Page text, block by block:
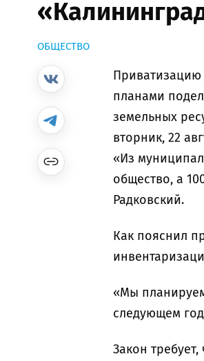
ОБЩЕСТВО
Приватизацию
планами
земельных
вторник, 22
«Из
общество, а
Радковский.
Как пояснил
«Мы
следующем
Закон